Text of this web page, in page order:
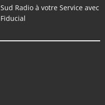
Sud Radio à votre Service avec
Fiducial